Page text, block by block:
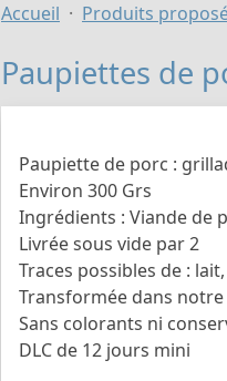
Accueil Produits
Paupiettes de
Paupiette de porc :
Environ 300 Grs
Ingrédients : Viande de
Livrée sous vide par 2
Traces possibles de :
Transformée dans notre
Sans colorants ni
DLC de 12 jours mini